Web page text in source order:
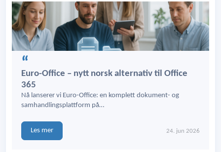
Euro-Office – nytt norsk alternativ til Office
365
Nå lanserer vi Euro-Office: en komplett dokument- og
samhandlingsplattform på…
Les mer 24. jun 2026